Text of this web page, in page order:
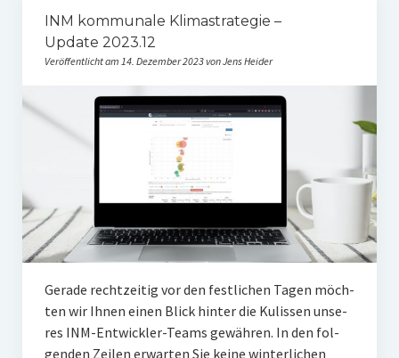
INM kommunale Klimastrategie –
Update 2023.12
Veröffentlicht am 14. Dezember 2023 von Jens Heider
Gera­de recht­zei­tig vor den fest­li­chen Tagen möch­
ten wir Ihnen einen Blick hin­ter die Kulis­sen unse­
res INM-Ent­wick­ler-Teams gewäh­ren. In den fol­
gen­den Zei­len erwar­ten Sie kei­ne win­ter­li­chen